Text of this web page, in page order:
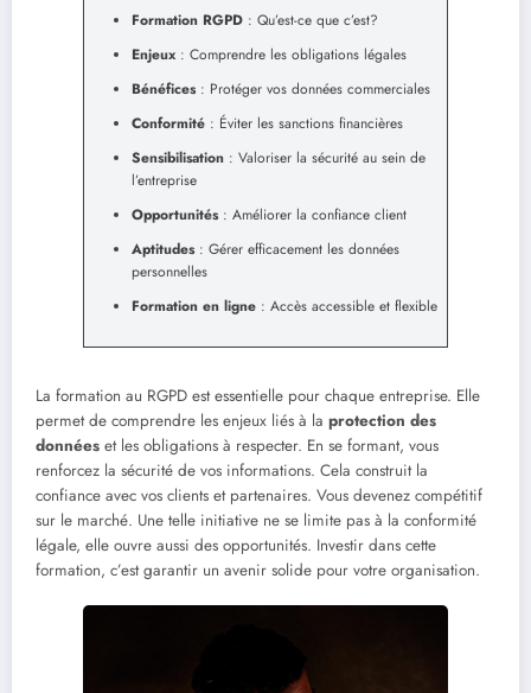
Formation RGPD : Qu’est-ce que c’est?
Enjeux : Comprendre les obligations légales
Bénéfices: Protéger vos données commerciales
Conformité : Éviter les sanctions financières
Sensibilisation : Valoriser la sécurité au sein de
l’entreprise
Opportunités: Améliorer la confiance client
Aptitudes: Gérer efficacement les données
personnelles
Formation en ligne : Accès accessible et flexible
La formation au RGPD est essentielle pour chaque entreprise. Elle
permet de comprendre les enjeux liés à la protection des
données et les obligations à respecter. En se formant, vous
renforcez la sécurité de vos informations. Cela construit la
confiance avec vos clients et partenaires. Vous devenez compétitif
sur le marché. Une telle initiative ne se limite pas à la conformité
légale, elle ouvre aussi des opportunités. Investir dans cette
formation, c’est garantir un avenir solide pour votre organisation.